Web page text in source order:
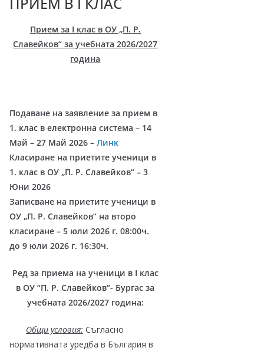
–
е
е
е
м
!
Прием за I клас в ОУ „П. Р.
Славейков“за учебната 2026/2027
година
Подаване на заявление за прием в
1. клас в електронна система – 14
Май – 27 Май 2026 – Линк
Класиране на приетите ученици в
1. клас в ОУ „П. Р. Славейков“ – 3
Юни 2026
Записване на приетите ученици в
ОУ „П. Р. Славейков“ на второ
класиране – 5 юли 2026 г. 08:00ч.
до 9 юли 2026 г. 16:30ч.
Ред за приема на ученици в I клас
вОУ “П. Р. Славейков“- Бургасза
учебната 2026/2027 година:
Общи условия: Съгласно
нормативната уредба в България в